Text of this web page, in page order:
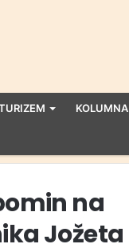
KOLUMNA
na
Jožeta